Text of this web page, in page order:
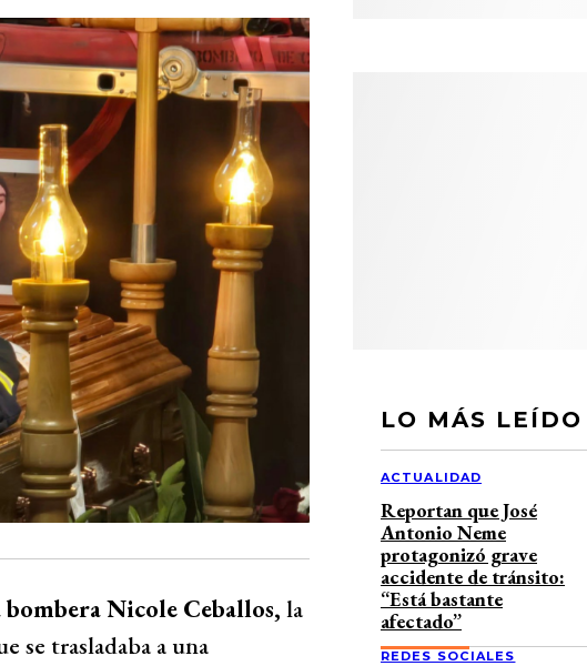
Nicole Ceballos, la
se trasladaba a una
LO MÁS LEÍDO
ACTUALIDAD
Reportan que José
Antonio Neme
protagonizó grave
accidente de tránsito:
“Está bastante
afectado”
REDES SOCIALES